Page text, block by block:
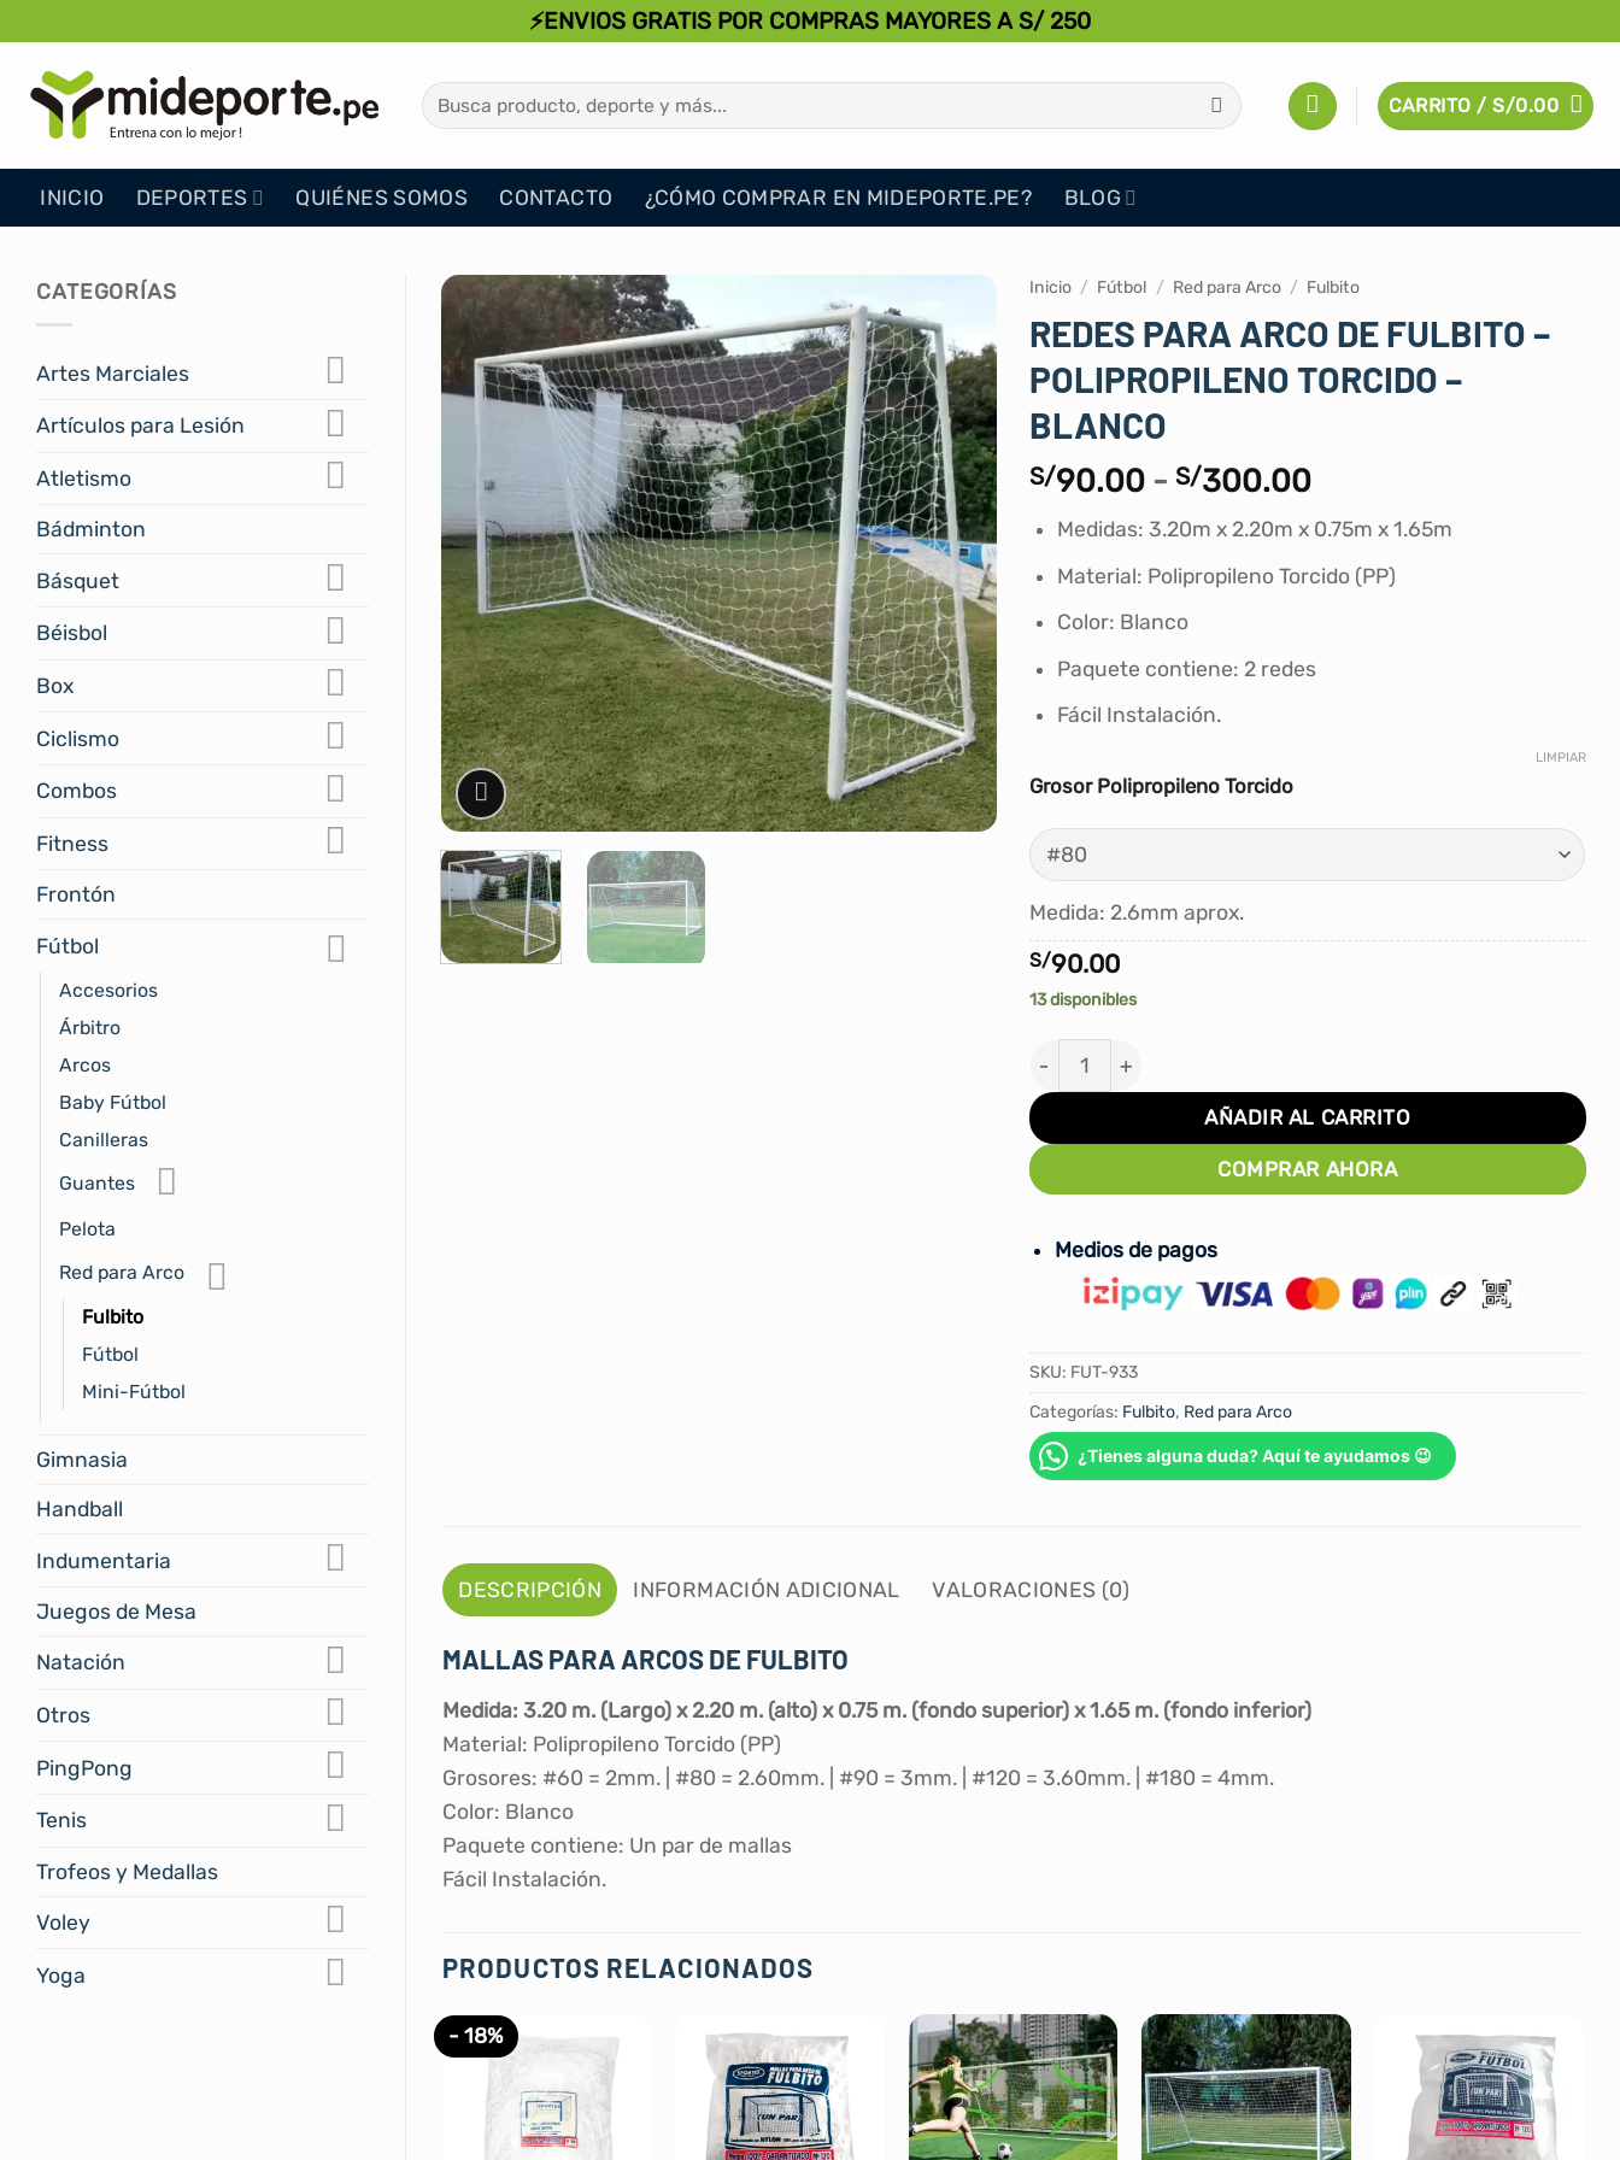
al
contenido
⚡ENVIOS GRATIS POR COMPRAS MAYORES A S/ 250
Buscar
por:
CARRITO /S/0.00
INICIO DEPORTES QUIÉNES SOMOS CONTACTO ¿CÓMO COMPRAR EN MIDEPORTE.PE? BLOG
CATEGORÍAS
Artes Marciales
Artículos para Lesión
Atletismo
Bádminton
Básquet
Béisbol
Box
Ciclismo
Combos
Fitness
Frontón
Fútbol
Accesorios
Árbitro
Arcos
Baby Fútbol
Canilleras
Guantes
Pelota
Red para Arco
Fulbito
Fútbol
Mini-Fútbol
Gimnasia
Handball
Indumentaria
Juegos de Mesa
Natación
Otros
PingPong
Tenis
Trofeos y Medallas
Voley
Yoga
Inicio / Fútbol / Red para Arco / Fulbito
REDES PARA ARCO DE FULBITO –
POLIPROPILENO TORCIDO –
BLANCO
S/90.00 - S/300.00Rango
de
precios:
desde
S/300.00
Medidas: 3.20m x 2.20m x 0.75m x 1.65m
Material: Polipropileno Torcido (PP)
Color: Blanco
Paquete contiene: 2 redes
Fácil Instalación.
Grosor Polipropileno Torcido
LIMPIAR
Medida: 2.6mm aprox.
S/90.00
13 disponibles
REDES PARA ARCO DE FULBITO - POLIPROPILENO
AÑADIR AL CARRITO
COMPRAR AHORA
Medios de pagos
SKU: FUT-933
Categorías: Fulbito, Red para Arco
¿Tienes alguna duda? Aquí te ayudamos 😉
DESCRIPCIÓN INFORMACIÓN ADICIONAL VALORACIONES (0)
MALLAS PARA ARCOS DE FULBITO
Medida: 3.20 m. (Largo) x 2.20 m. (alto) x 0.75 m. (fondo superior) x 1.65 m. (fondo inferior)
Material: Polipropileno Torcido (PP)
Grosores: #60 = 2mm. | #80 = 2.60mm. | #90 = 3mm. | #120 = 3.60mm. | #180 = 4mm.
Color: Blanco
Paquete contiene: Un par de mallas
Fácil Instalación.
PRODUCTOS RELACIONADOS
- 18%